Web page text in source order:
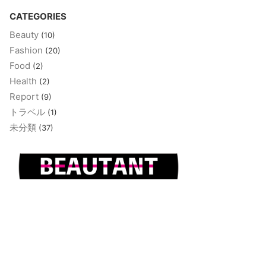
CATEGORIES
Beauty (10)
Fashion (20)
Food (2)
Health (2)
Report (9)
トラベル (1)
未分類 (37)